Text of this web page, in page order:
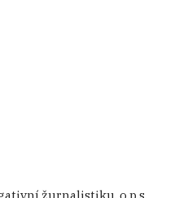
žurnalistiku, o.p.s.